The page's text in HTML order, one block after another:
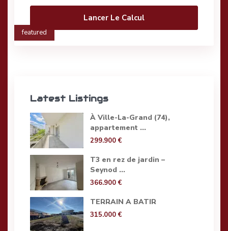
Lancer Le Calcul
featured
Latest Listings
À Ville-La-Grand (74),
appartement ...
299.900 €
T3 en rez de jardin –
Seynod ...
366.900 €
TERRAIN A BATIR
315.000 €